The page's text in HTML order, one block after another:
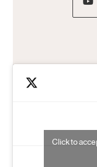
Click to